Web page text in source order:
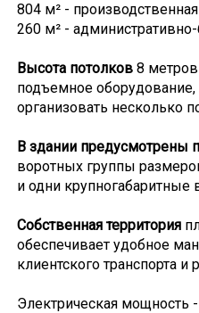
804 м² -
260 м² -
Высота потолков8 метров
подъемное
организовать несколько
В здании предусмотрены
воротных группы
и одни крупногабаритные
Собственная территория
обеспечивает удобное
клиентского транспорта
Электрическая мощность